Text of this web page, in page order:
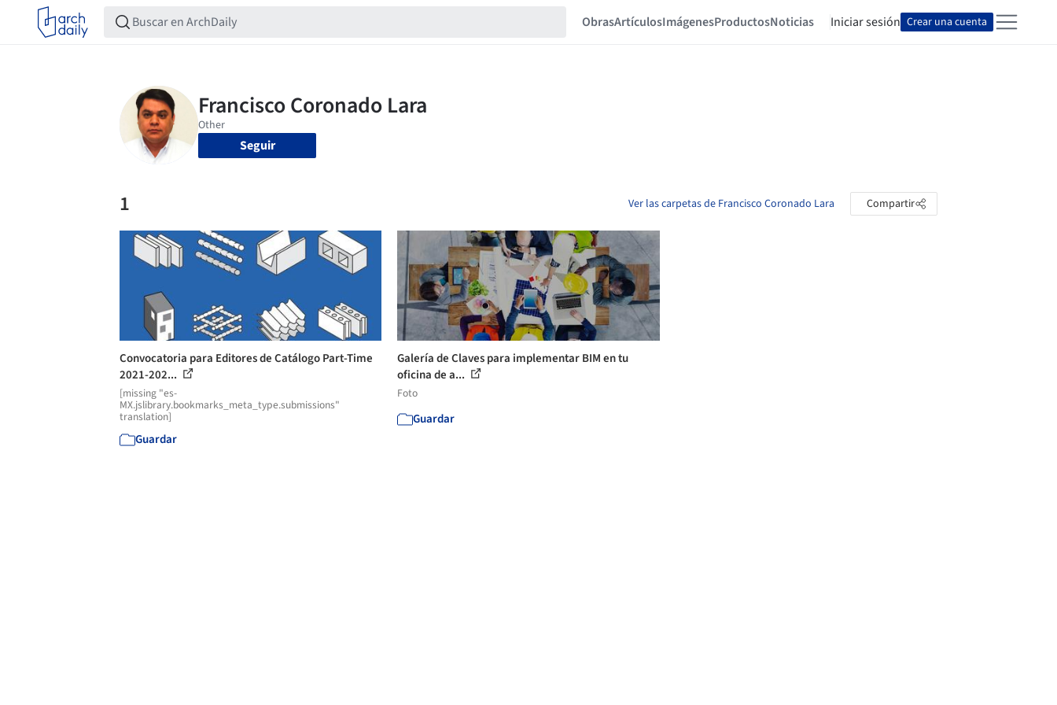
ObrasArtículosImágenesProductosNoticias Iniciar sesión Crear una cuenta
Seguir
1 Ver las carpetas de Francisco Coronado Lara Compartir
Convocatoria para Editores de Catálogo Part-Time
2021-202...
[missing "es-
MX.jslibrary.bookmarks_meta_type.submissions"
translation]
Guardar
Galería de Claves para implementar BIM en tu
oficina de a...
Foto
Guardar